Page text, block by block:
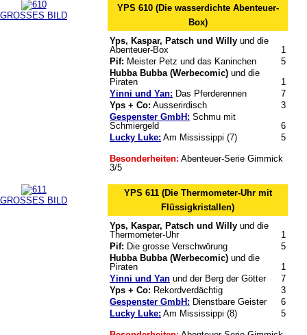
GROSSES BILD
YPS 610 (Die wasserdichte Abenteuer-
Box)
Yps, Kaspar, Patsch und Willy und die
Abenteuer-Box
1
Pif: Meister Petz und das Kaninchen
5
Hubba Bubba (Werbecomic) und die
Piraten
1
Yinni und Yan: Das Pferderennen
7
Yps + Co: Ausserirdisch
3
Gespenster GmbH: Schmu mit
Schmiergeld
6
Lucky Luke: Am Mississippi (7) 5
Besonderheiten: Abenteuer-Serie Gimmick
3/5
GROSSES BILD
YPS 611 (Die Thermometer-Uhr mit
Flüssigkristallen)
Yps, Kaspar, Patsch und Willy und die
Thermometer-Uhr
1
Pif: Die grosse Verschwörung
5
Hubba Bubba (Werbecomic) und die
Piraten
1
Yinni und Yan und der Berg der Götter
7
Yps + Co: Rekordverdächtig
3
Gespenster GmbH: Dienstbare Geister
6
Lucky Luke: Am Mississippi (8) 5